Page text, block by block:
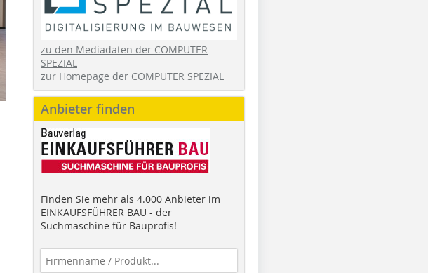
zu den Mediadaten der COMPUTER
SPEZIAL
zur Homepage der COMPUTER SPEZIAL
Anbieter finden
Finden Sie mehr als 4.000 Anbieter im
EINKAUFSFÜHRER BAU - der
Suchmaschine für Bauprofis!